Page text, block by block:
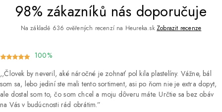
98% zákazníků nás doporučuje
Na základě 636 ověřených recenzí na Heureka.sk Zobrazit recenze
100%
Človek by neveril, aké náročné je zohnať pol kila plastelíny. Vážne, bál
som sa, lebo jediní ste mali tento sortiment, asi po ňom nie je extra dopyt,
ale dostal som to, čo som chcel a moju dôveru máte. Určtie sa bez obáv
na Vás v budúcnosti rád obrátim.